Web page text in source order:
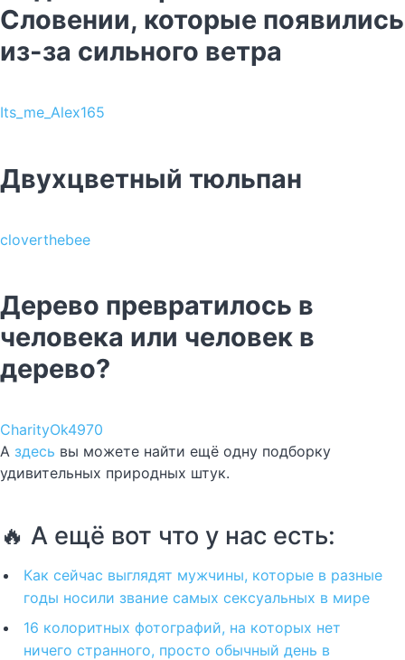
Словении, которые появились
из-за сильного ветра
Its_me_Alex165
Двухцветный тюльпан
cloverthebee
Дерево превратилось в
человека или человек в
дерево?
CharityOk4970
А здесь вы можете найти ещё одну подборку
удивительных природных штук.
🔥 А ещё вот что у нас есть:
Как сейчас выглядят мужчины, которые в разные
годы носили звание самых сексуальных в мире
16 колоритных фотографий, на которых нет
ничего странного, просто обычный день в